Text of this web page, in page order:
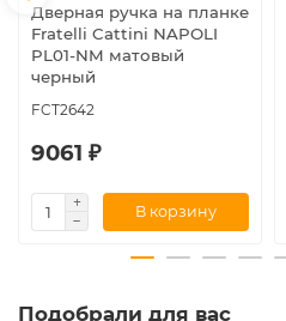
Дверная ручка на планке
Fratelli Cattini NAPOLI
PL01-NM матовый
черный
FCT2642
9061 ₽
В корзину
Подобрали для вас